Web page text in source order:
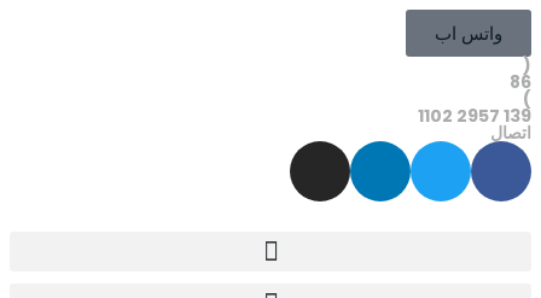
واتس اب
(
86
)
139 2957 1102
اتصال